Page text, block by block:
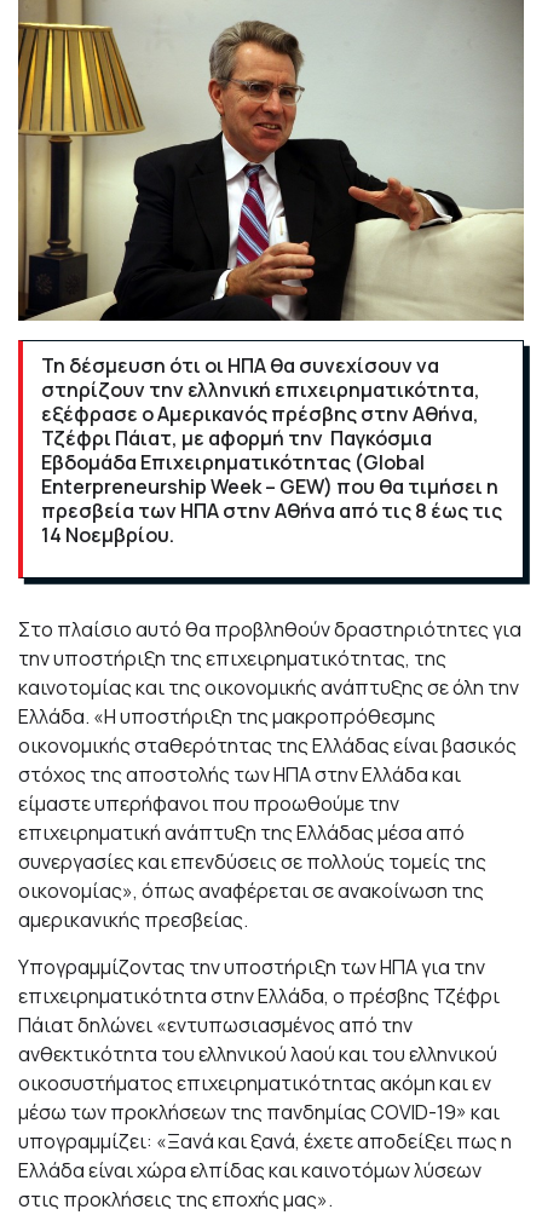
Τη δέσμευση ότι οι ΗΠΑ θα συνεχίσουν να
στηρίζουν την ελληνική επιχειρηματικότητα,
εξέφρασε ο Αμερικανός πρέσβης στην Αθήνα,
Τζέφρι Πάιατ, με αφορμή την Παγκόσμια
Εβδομάδα Επιχειρηματικότητας (Global
Enterpreneurship Week – GEW) που θα τιμήσει η
πρεσβεία των ΗΠΑ στην Αθήνα από τις 8 έως τις
14 Νοεμβρίου.
Στο πλαίσιο αυτό θα προβληθούν δραστηριότητες για
την υποστήριξη της επιχειρηματικότητας, της
καινοτομίας και της οικονομικής ανάπτυξης σε όλη την
Ελλάδα. «Η υποστήριξη της μακροπρόθεσμης
οικονομικής σταθερότητας της Ελλάδας είναι βασικός
στόχος της αποστολής των ΗΠΑ στην Ελλάδα και
είμαστε υπερήφανοι που προωθούμε την
επιχειρηματική ανάπτυξη της Ελλάδας μέσα από
συνεργασίες και επενδύσεις σε πολλούς τομείς της
οικονομίας», όπως αναφέρεται σε ανακοίνωση της
αμερικανικής πρεσβείας.
Υπογραμμίζοντας την υποστήριξη των ΗΠΑ για την
επιχειρηματικότητα στην Ελλάδα, ο πρέσβης Τζέφρι
Πάιατ δηλώνει «εντυπωσιασμένος από την
ανθεκτικότητα του ελληνικού λαού και του ελληνικού
οικοσυστήματος επιχειρηματικότητας ακόμη και εν
μέσω των προκλήσεων της πανδημίας COVID-19» και
υπογραμμίζει: «Ξανά και ξανά, έχετε αποδείξει πως η
Ελλάδα είναι χώρα ελπίδας και καινοτόμων λύσεων
στις προκλήσεις της εποχής μας».